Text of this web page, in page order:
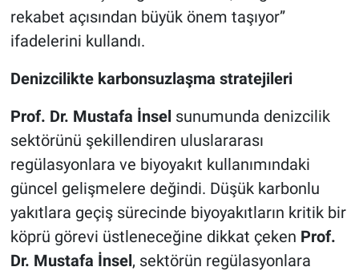
rekabet açısından büyük önem taşıyor”
ifadelerini kullandı.
Denizcilikte karbonsuzlaşma stratejileri
Prof. Dr. Mustafa İnsel sunumunda denizcilik
sektörünü şekillendiren uluslararası
regülasyonlara ve biyoyakıt kullanımındaki
güncel gelişmelere değindi. Düşük karbonlu
yakıtlara geçiş sürecinde biyoyakıtların kritik bir
köprü görevi üstleneceğine dikkat çeken Prof.
Dr. Mustafa İnsel, sektörün regülasyonlara